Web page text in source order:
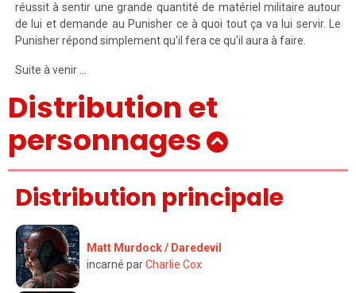
réussit à sentir une grande quantité de matériel militaire autour
de lui et demande au Punisher ce à quoi tout ça va lui servir. Le
Punisher répond simplement qu'il fera ce qu'il aura à faire.
Suite à venir …
Distribution et
personnages
Distribution principale
Matt Murdock / Daredevil
incarné parCharlie Cox